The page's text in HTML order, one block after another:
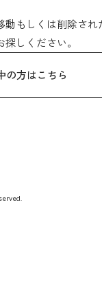
もしくは削除され
しください。
の方はこちら